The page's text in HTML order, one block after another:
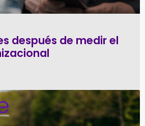
después de medir el